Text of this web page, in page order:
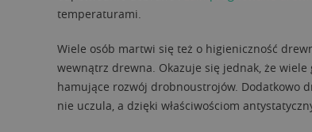
temperaturami.
Wiele osób martwi się też o higieniczność
wewnątrz drewna. Okazuje się jednak, że
hamujące rozwój drobnoustrojów. Dodatkowo
nie uczula, a dzięki właściwościom